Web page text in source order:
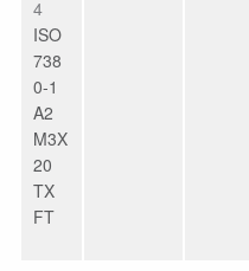
4
ISO
738
0-1
A2
M3X
20
TX
FT